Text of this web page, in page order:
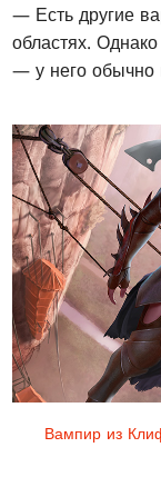
— Есть другие
областях.
— у него обычно
Вампир из